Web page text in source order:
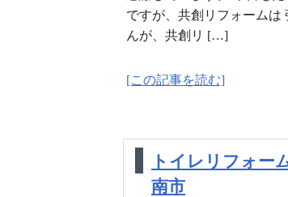
ですが、共創リフォームは
んが、共創リ […]
[この記事を読む]
トイレリフォ
南市